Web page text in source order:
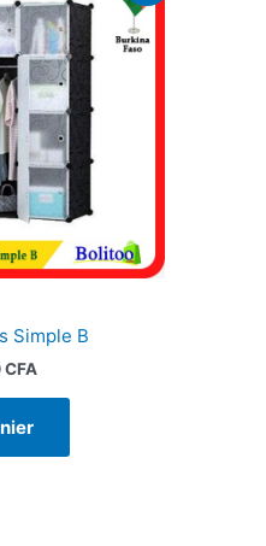
Simple B
CFA
actuel
est :
35.000 CFA.